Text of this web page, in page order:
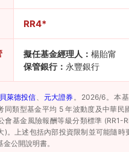
RR4*
擬任基金經理人： 楊貽甯
保管銀行： 永豐銀行
貝萊德投信 元大證券 。2026/6。本
同類型基金平均 5 年波動度及中華民
會基金風險報酬等級分類標準 (RR1-
)。上述包括內部投資限制並可能隨時
公開說明書。